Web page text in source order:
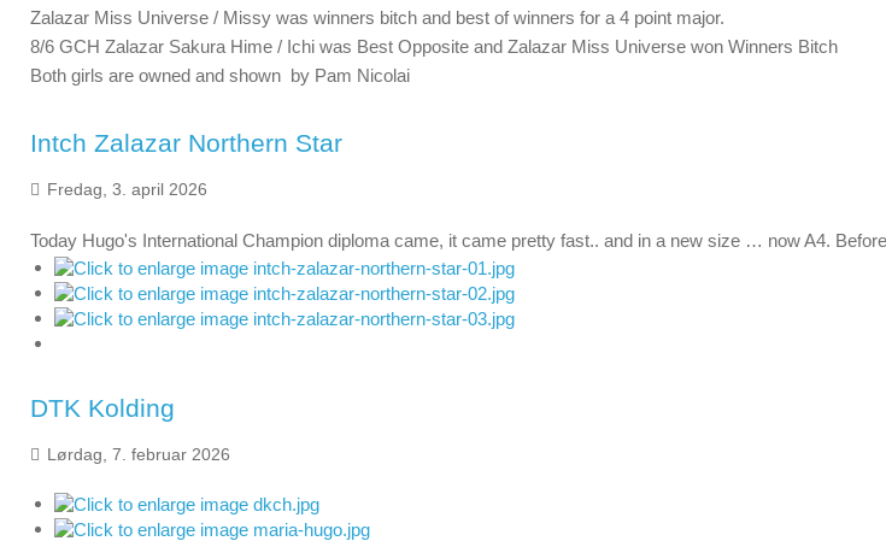
Zalazar Miss Universe / Missy was winners bitch and best of winners for a 4 point major.
8/6 GCH Zalazar Sakura Hime / Ichi was Best Opposite and Zalazar Miss Universe won Winners Bitch
Both girls are owned and shown by Pam Nicolai
Intch Zalazar Northern Star
Fredag, 3. april 2026
Today Hugo's International Champion diploma came, it came pretty fast.. and in a new size … now A4.
DTK Kolding
Lørdag, 7. februar 2026